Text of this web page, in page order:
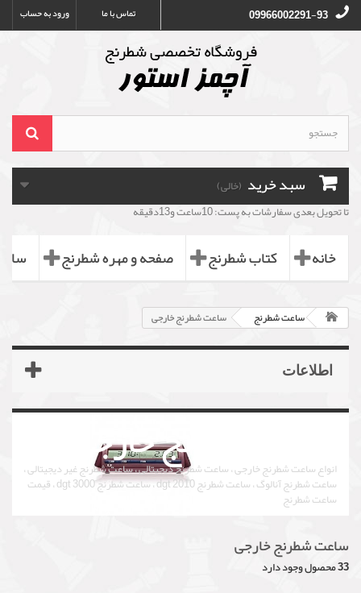
ورود به حساب تماس با ما 09966002291-93
سبد خرید (خالی)
تا تحویل بعدی سفارشات به پست: 10ساعت و13دقیقه
خانه کتاب شطرنج صفحه و مهره شطرنج
ساعت شطرنج ساعت شطرنج خارجی
اطلاعات
ساعت شطرنج خارجی
انواع ساعت شطرنج خارجی ، ساعت شطرنج دیجیتالی ، ساعت شطرنج غیر دیجیتالی ،
ساعت شطرنج آنالوگ ، ساعت شطرنج dgt 2010 ، ساعت شطرنج dgt 3000 ، قیمت
ساعت شطرنج
ساعت شطرنج خارجی
33 محصول وجود دارد